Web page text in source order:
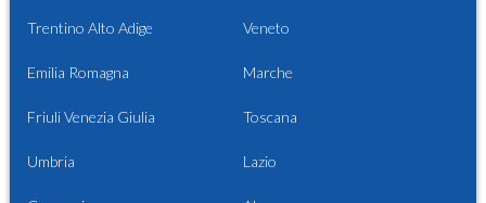
Trentino Alto Adige Veneto
Emilia Romagna Marche
Friuli Venezia Giulia Toscana
Umbria Lazio